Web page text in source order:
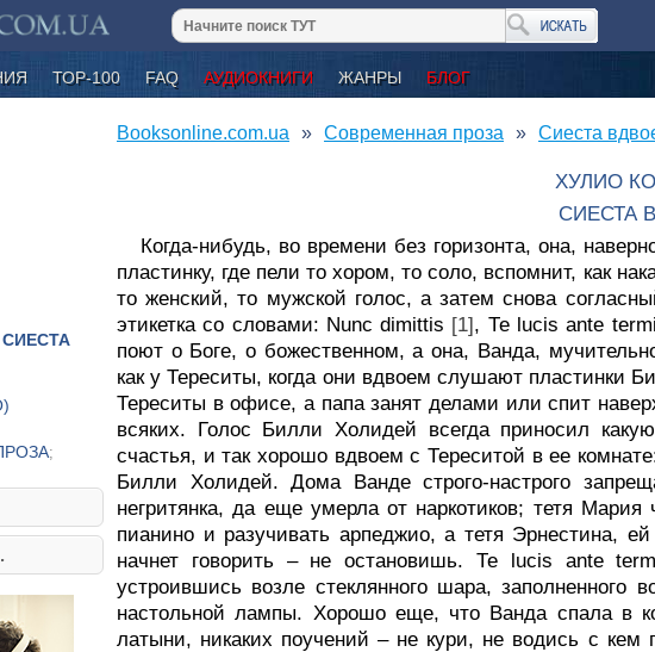
ТОР-100 FAQ АУДИОКНИГИ ЖАНРЫ БЛОГ
)
;
Booksonline.com.ua Современная проза Сиеста
ХУЛИО
СИЕСТА
Когда-нибудь, во времени без горизонта, она,
пластинку, где пели то хором, то соло, вспомнит, как
то женский, то мужской голос, а затем снова
этикетка со словами: Nunc dimittis [1], Те lucis ante
поют о Боге, о божественном, а она, Ванда,
как у Тереситы, когда они вдвоем слушают пластинки
Тереситы в офисе, а папа занят делами или спит
всяких. Голос Билли Холидей всегда приносил
счастья, и так хорошо вдвоем с Тереситой в ее
Билли Холидей. Дома Ванде строго-настрого
негритянка, да еще умерла от наркотиков; тетя
пианино и разучивать арпеджио, а тетя Эрнестина,
начнет говорить – не остановишь. Те lucis ante
устроившись возле стеклянного шара, заполненного
настольной лампы. Хорошо еще, что Ванда спала в
латыни, никаких поучений – не кури, не водись с